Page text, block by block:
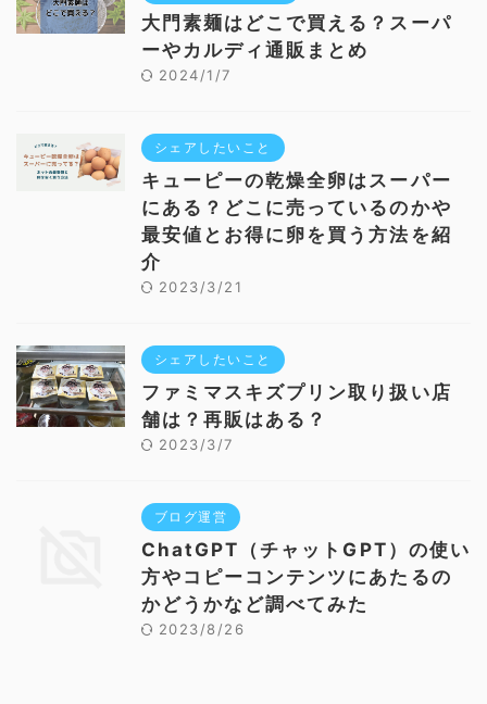
大門素麺はどこで買える？スーパ
ーやカルディ通販まとめ
2024/1/7
シェアしたいこと
キューピーの乾燥全卵はスーパー
にある？どこに売っているのかや
最安値とお得に卵を買う方法を紹
介
2023/3/21
シェアしたいこと
ファミマスキズプリン取り扱い店
舗は？再販はある？
2023/3/7
ブログ運営
ChatGPT（チャットGPT）の使い
方やコピーコンテンツにあたるの
かどうかなど調べてみた
2023/8/26